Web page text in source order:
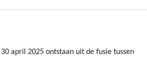
april 2025 ontstaan uit de fusie tussen